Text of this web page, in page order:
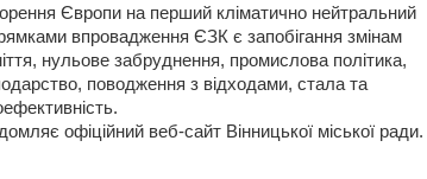
Європи на перший кліматично нейтральний
впровадження ЄЗК є запобігання змінам
нульове забруднення, промислова політика,
поводження з відходами, стала та
офіційний веб-сайт Вінницької міської ради.